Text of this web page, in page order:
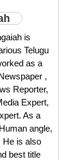
is
Telugu
as a
,
Reporter,
Expert,
As a
angle,
He is also
best title